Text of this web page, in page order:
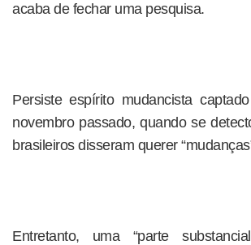
acaba de fechar uma pesquisa.
Persiste espírito mudancista
novembro passado, quando se
brasileiros disseram querer
Entretanto, uma “parte